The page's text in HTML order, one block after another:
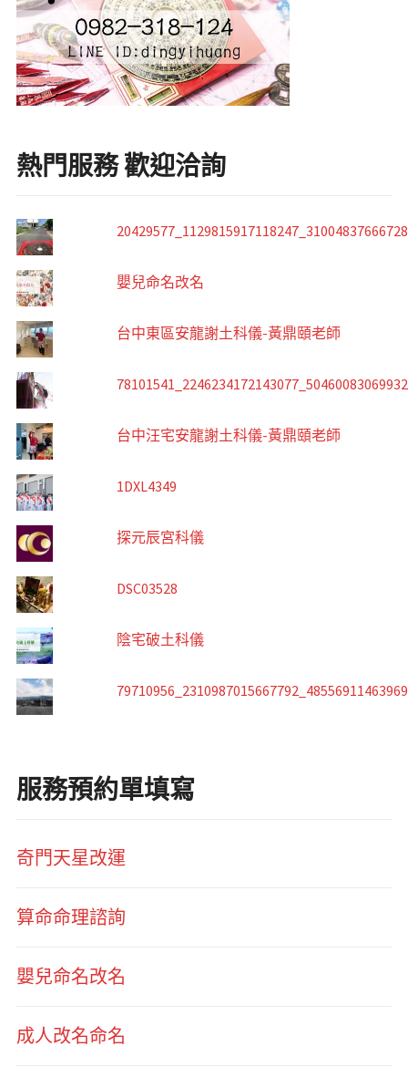
熱門服務 歡迎洽詢
嬰兒命名改名
台中東區安龍謝土科儀-黃鼎頤老師
台中汪宅安龍謝土科儀-黃鼎頤老師
1DXL4349
探元辰宮科儀
DSC03528
陰宅破土科儀
服務預約單填寫
奇門天星改運
算命命理諮詢
嬰兒命名改名
成人改名命名